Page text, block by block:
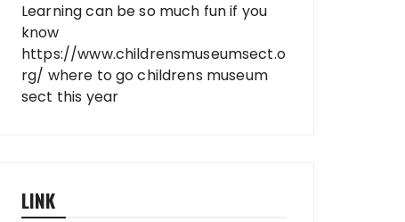
Learning can be so much fun if you
know
https://www.childrensmuseumsect.o
rg/ where to go childrens museum
sect this year
LINK